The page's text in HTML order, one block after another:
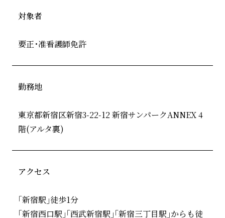
対象者
要正･准看護師免許
勤務地
東京都新宿区新宿3-22-12 新宿サンパークANNEX 4
階(アルタ裏)
アクセス
｢新宿駅｣徒歩1分
｢新宿西口駅｣｢西武新宿駅｣｢新宿三丁目駅｣からも徒